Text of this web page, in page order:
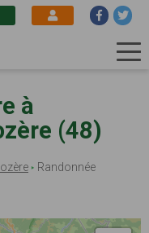
à
(48)
Lozère
Randonnée